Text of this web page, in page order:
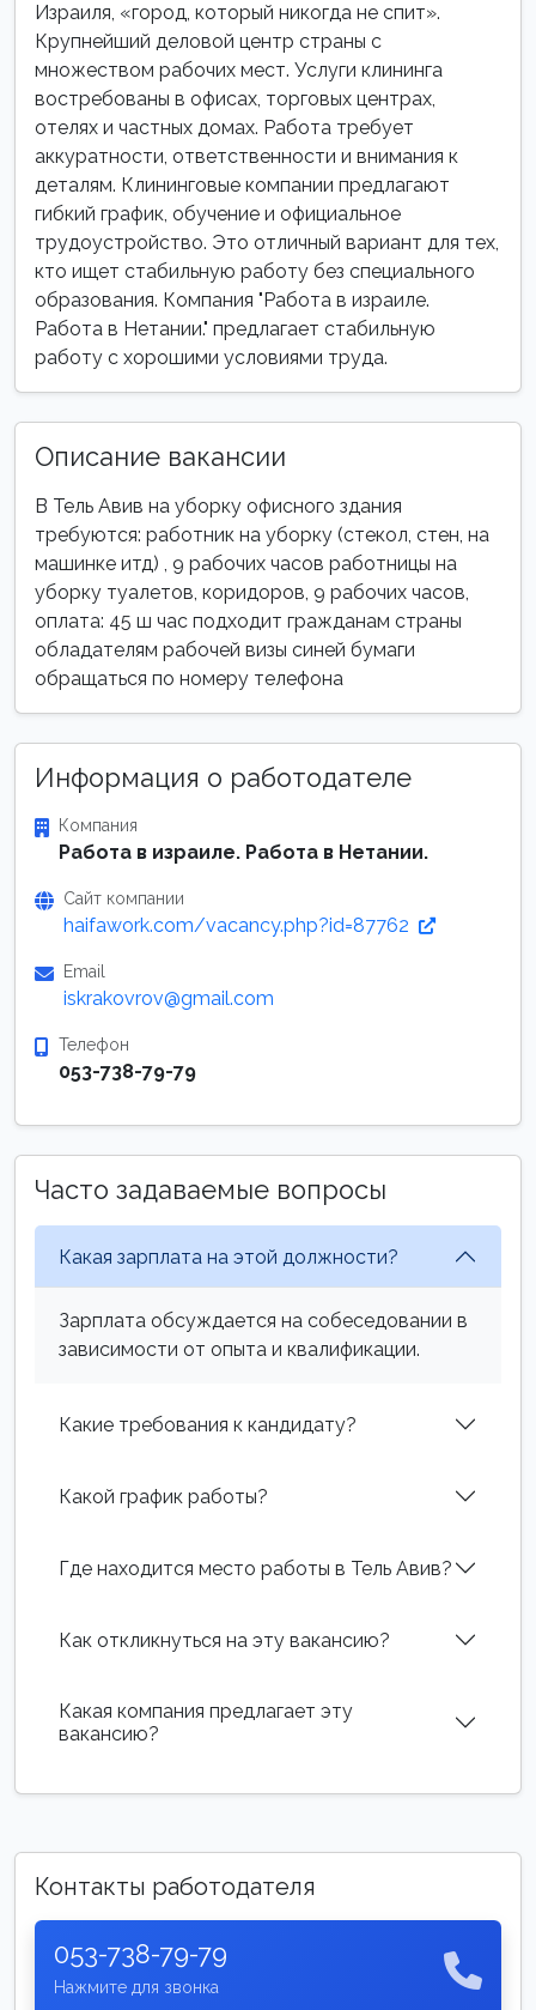
Израиля, «город, который никогда не спит».
Крупнейший деловой центр страны с
множеством рабочих мест. Услуги клининга
востребованы в офисах, торговых центрах,
отелях и частных домах. Работа требует
аккуратности, ответственности и внимания к
деталям. Клининговые компании предлагают
гибкий график, обучение и официальное
трудоустройство. Это отличный вариант для тех,
кто ищет стабильную работу без специального
образования. Компания "Работа в израиле.
Работа в Нетании." предлагает стабильную
работу с хорошими условиями труда.
Описание вакансии
В Тель Авив на уборку офисного здания
требуются: работник на уборку (стекол, стен, на
машинке итд) , 9 рабочих часов работницы на
уборку туалетов, коридоров, 9 рабочих часов,
оплата: 45 ш час подходит гражданам страны
обладателям рабочей визы синей бумаги
обращаться по номеру телефона
Информация о работодателе
Компания
Работа в израиле. Работа в Нетании.
Сайт компании
haifawork.com/vacancy.php?id=87762
Email
iskrakovrov@gmail.com
Телефон
053-738-79-79
Часто задаваемые вопросы
Какая зарплата на этой должности?
Зарплата обсуждается на собеседовании в
зависимости от опыта и квалификации.
Какие требования к кандидату?
Какой график работы?
Где находится место работы в Тель Авив?
Как откликнуться на эту вакансию?
Какая компания предлагает эту
вакансию?
Контакты работодателя
053-738-79-79
Нажмите для звонка